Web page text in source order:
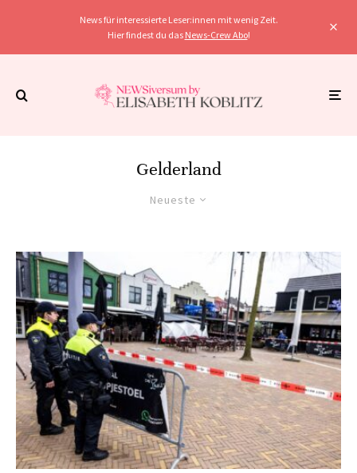
News für interessierte Leser:innen mit wenig Zeit.
Hier findest du das News-Crew Abo!
Gelderland
Neueste